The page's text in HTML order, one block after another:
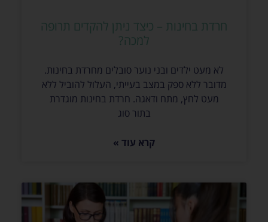
חרדת בחינות – כיצד ניתן להקדים תרופה
למכה?
לא מעט ילדים ובני נוער סובלים מחרדת בחינות.
מדובר ללא ספק במצב בעייתי, העלול להוביל ללא
מעט לחץ, מתח ודאגה. חרדת בחינות מוגדרת
בתור סוג
קרא עוד »